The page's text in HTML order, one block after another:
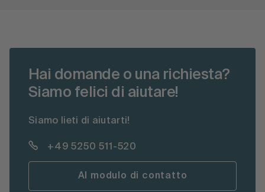
Hai domande o una richiesta?
Siamo felici di aiutare!
Siamo lieti di aiutarti!
+49 5250 511-520
Al modulo di contatto